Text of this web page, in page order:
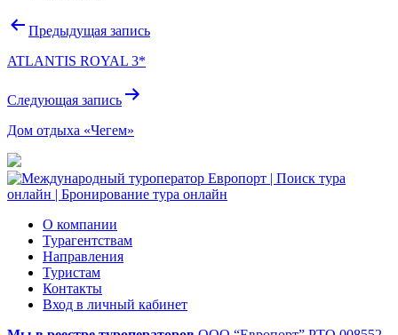
Навигация
записям
Предыдущая запись
ATLANTIS ROYAL 3*
Следующая запись
Дом отдыха «Чегем»
О компании
Турагентствам
Направления
Туристам
Контакты
Вход в личный кабинет